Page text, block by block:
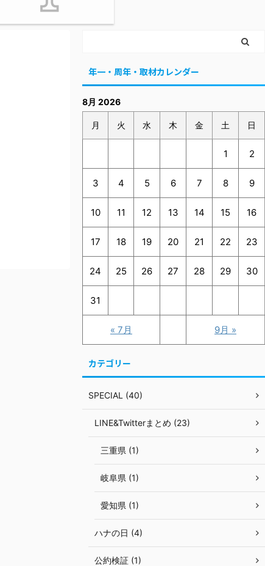
年一・周年・取材カレンダー
8月 2026
月 火 水 木 金 土 日
1 2
3 4 5 6 7 8 9
10 11 12 13 14 15 16
17 18 19 20 21 22 23
24 25 26 27 28 29 30
31
« 7月 9月 »
カテゴリー
SPECIAL (40)
LINE&Twitterまとめ (23)
三重県 (1)
岐阜県 (1)
愛知県 (1)
ハナの日 (4)
公約検証 (1)